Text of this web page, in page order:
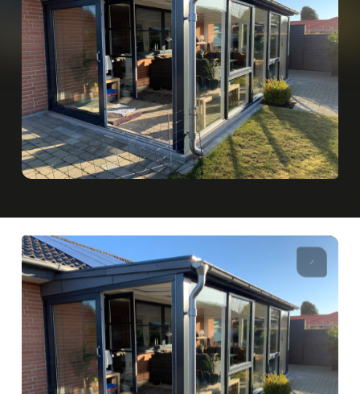
Spørgsmål & svar
Det du bør vide inden du starter